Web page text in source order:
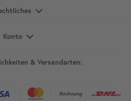
Konto
& Versandarten: